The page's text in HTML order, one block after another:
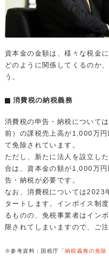
資本金の金額は、様々な税金
どのように関係してくるのか
う。
消費税の納税義務
消費税の申告・納税について
前）の課税売上高が1,000万
て免除されています。
ただし、新たに法人を設立し
合は、資本金の額が1,000万
告・納税が必要です。
なお、消費税については2023
タートします。インボイス制
るものの、免税事業者はイン
限されてしまいますので、ご
※参考資料：国税庁「納税義務の免除